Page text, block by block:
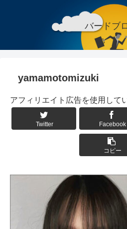
バードブ
yamamotomizuki
アフィリエイト広告を使用して
Twitter Facebook
コピー